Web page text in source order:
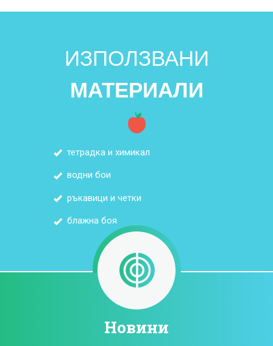
ИЗПОЛЗВАНИ
МАТЕРИАЛИ
тетрадка и химикал
водни бои
ръкавици и четки
блажна боя
Новини